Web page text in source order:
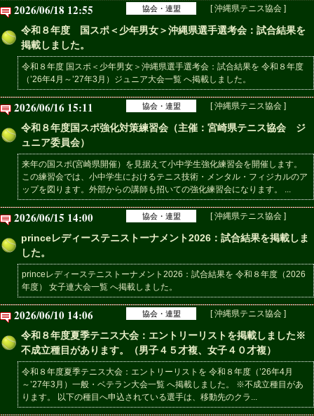
2026/06/18 12:55 協会・連盟 [ 沖縄県テニス協会 ]
令和８年度 国スポ＜少年男女＞沖縄県選手選考会：試合結果を
掲載しました。
令和８年度 国スポ＜少年男女＞沖縄県選手選考会：試合結果を 令和８年度
（’26年4月～’27年3月）ジュニア大会一覧 へ掲載しました。
2026/06/16 15:11 協会・連盟 [ 沖縄県テニス協会 ]
令和８年度国スポ強化対策練習会（主催：宮崎県テニス協会 ジ
ュニア委員会）
来年の国スポ(宮崎県開催）を見据えて小中学生強化練習会を開催します。
この練習会では、小中学生におけるテニス技術・メンタル・フィジカルのア
ップを図ります。外部からの講師も招いての強化練習会になります。 ...
2026/06/15 14:00 協会・連盟 [ 沖縄県テニス協会 ]
princeレディーステニストーナメント2026：試合結果を掲載しま
した。
princeレディーステニストーナメント2026：試合結果を 令和８年度（2026
年度） 女子連大会一覧 へ掲載しました。
2026/06/10 14:06 協会・連盟 [ 沖縄県テニス協会 ]
令和８年度夏季テニス大会：エントリーリストを掲載しました※
不成立種目があります。（男子４５才複、女子４０才複）
令和８年度夏季テニス大会：エントリーリストを 令和８年度（’26年4月
～’27年3月）一般・ベテラン大会一覧 へ掲載しました。 ※不成立種目があ
ります。 以下の種目へ申込されている選手は、移動先のクラ...